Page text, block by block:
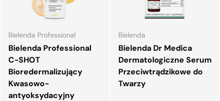
Bielenda Professional
Bielenda Professional
C-SHOT
Bioredermalizujący
Kwasowo-
antyoksydacyjny
Bielenda
Bielenda Dr Medica
Dermatologiczne Serum
Przeciwtrądzikowe do
Twarzy